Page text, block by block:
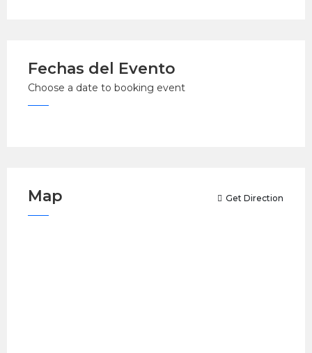
Fechas del Evento
Choose a date to booking event
Map Get Direction